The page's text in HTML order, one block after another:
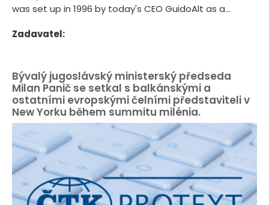
was set up in 1996 by today's CEO GuidoAlt as a...
Zadavatel:
Bývalý jugoslávský ministerský předseda
Milan Panič se setkal s balkánskými a
ostatními evropskými čelními představiteli v
New Yorku během summitu milénia.